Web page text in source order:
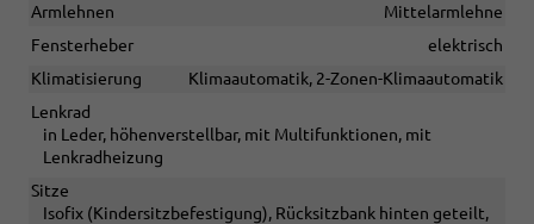
Armlehnen
Mittelarmlehne
Fensterheber
elektrisch
Klimatisierung
Klimaautomatik, 2-Zonen-Klimaautomatik
Lenkrad
in Leder, höhenverstellbar, mit Multifunktionen, mit
Lenkradheizung
Sitze
Isofix (Kindersitzbefestigung), Rücksitzbank hinten geteilt,